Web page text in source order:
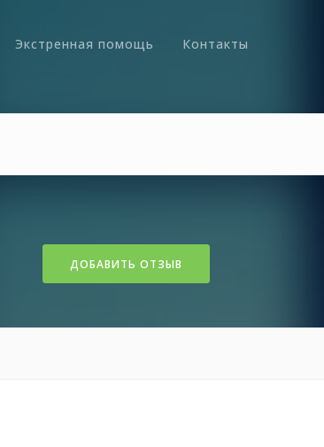
Экстренная помощь Контакты
ДОБАВИТЬ ОТЗЫВ